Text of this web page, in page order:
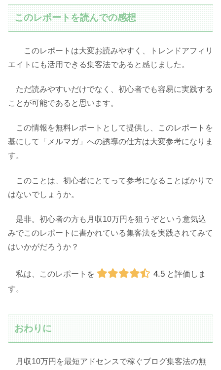
このレポートを読んでの感想
このレポートは大変お読みやすく、トレンドアフィリ
エイトにも活用できる集客法であると感じました。
ただ読みやすいだけでなく、初心者でも容易に実践する
ことが可能であると思います。
この情報を無料レポートとして提供し、このレポートを
基にして「メルマガ」への誘導の仕方は大変参考になりま
す。
このことは、初心者にとてって参考になることばかりで
はないでしょうか。
是非。初心者の方も月収10万円を狙うぞという意気込
みでこのレポートに書かれている集客法を実践されてみて
はいかがだろうか？
私は、このレポートを 4.5と評価しま
す。
おわりに
月収10万円を最短アドセンスで稼ぐブログ集客法の無